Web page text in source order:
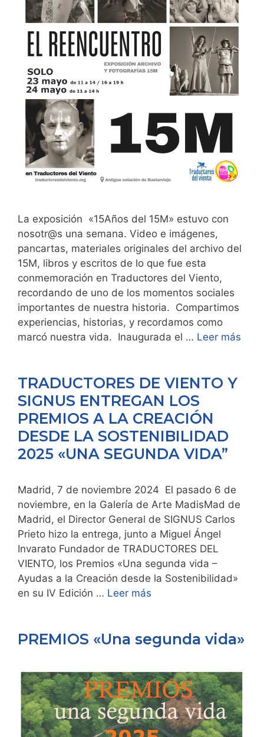
La exposición «15Años del 15M» estuvo con
nosotr@s una semana. Video e imágenes,
pancartas, materiales originales del archivo del
15M, libros y escritos de lo que fue esta
conmemoración en Traductores del Viento,
recordando de uno de los momentos sociales
importantes de nuestra historia. Compartimos
experiencias, historias, y recordamos como
marcó nuestra vida. Inaugurada el … Leer más
TRADUCTORES DE VIENTO Y
SIGNUS ENTREGAN LOS
PREMIOS A LA CREACIÓN
DESDE LA SOSTENIBILIDAD
2025 «UNA SEGUNDA VIDA”
Madrid, 7 de noviembre 2024 El pasado 6 de
noviembre, en la Galería de Arte MadisMad de
Madrid, el Director General de SIGNUS Carlos
Prieto hizo la entrega, junto a Miguel Ángel
Invarato Fundador de TRADUCTORES DEL
VIENTO, los Premios «Una segunda vida –
Ayudas a la Creación desde la Sostenibilidad»
en su IV Edición … Leer más
PREMIOS «Una segunda vida»